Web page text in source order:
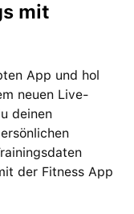
mit
App und hol
neuen Live-
deinen
der Fitness App